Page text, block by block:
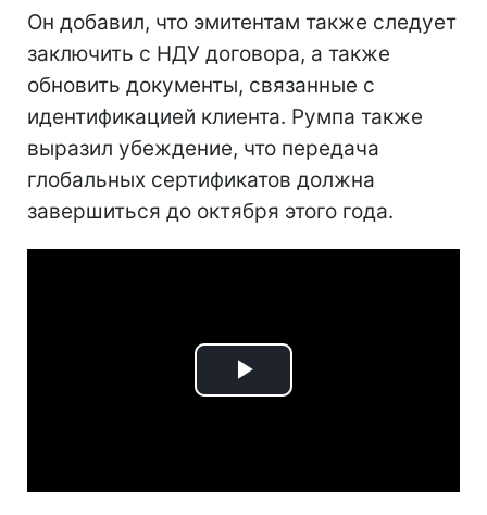
Он добавил, что эмитентам также следует
заключить с НДУ договора, а также
обновить документы, связанные с
идентификацией клиента. Румпа также
выразил убеждение, что передача
глобальных сертификатов должна
завершиться до октября этого года.
Play